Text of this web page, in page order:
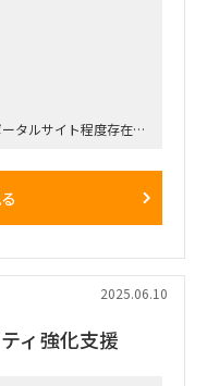
のキーボードが該
受け渡し（月1回 x 2
Providerに渡
跡をしている。）
要望の判断（例とし
発行を実施してもら
て、ベンダー選定と契
/ロジ：
タルサイト程度存在し
れているが古いデー
構築、AIも搭載しユー
2025.06.10
ィ強化支援